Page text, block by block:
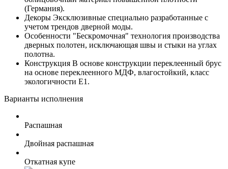
(Германия).
Декоры Эксклюзивные специально разработанные с
учетом трендов дверной моды.
Особенности "Бескромочная" технология производства
дверных полотен, исключающая швы и стыки на углах
полотна.
Конструкция В основе конструкции переклеенный брус
на основе переклеенного МДФ, влагостойкий, класс
экологичности Е1.
Варианты исполнения
Распашная
Двойная распашная
Откатная купе